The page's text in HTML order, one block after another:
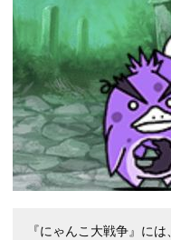
『にゃんこ大戦争』に